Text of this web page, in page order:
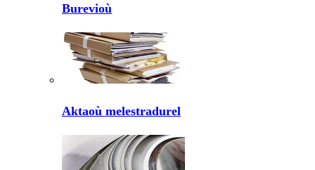
Burevioù
Aktaoù melestradurel